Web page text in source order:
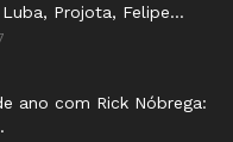
Projota, Felipe...
ano com Rick Nóbrega: